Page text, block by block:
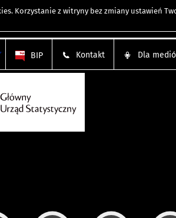
. Korzystanie z witryny bez zmiany ustawień
BIP Kontakt Dla